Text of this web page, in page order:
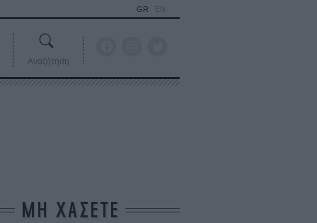
GR EN
Αναζήτηση
ΜΗ ΧΑΣΕΤΕ